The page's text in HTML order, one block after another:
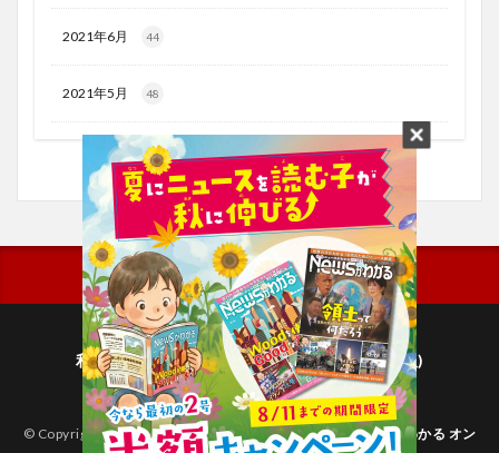
2021年6月 44
2021年5月 48
利用規約
プライバシーポリシー(毎日新聞出版)
個人情報について(毎日新聞社)
© Copyright 2026子どものためのニュース雑誌「ニュースがわかる オン